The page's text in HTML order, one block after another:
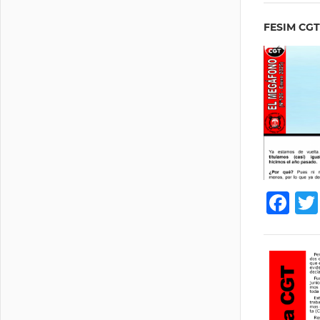
FESIM